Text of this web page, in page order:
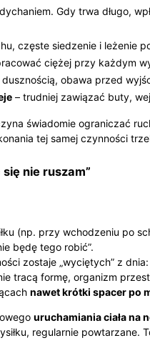
Gdy trwa długo,
częste siedzenie i leżenie
ciężej przy każdym
obawa przed
– trudniej zawiązać buty,
świadomie ograniczać
tej samej czynności
się nie ruszam”
(np. przy wchodzeniu po
będę tego robić”.
zostaje „wyciętych” z
tracą formę, organizm
nawet krótki spacer po
uruchamiania ciała na
regularnie powtarzane.